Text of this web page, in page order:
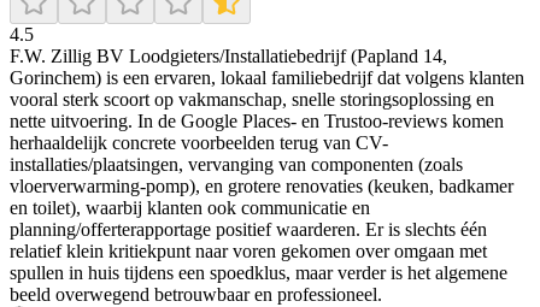
4.5
F.W. Zillig BV Loodgieters/Installatiebedrijf (Papland 14,
Gorinchem) is een ervaren, lokaal familiebedrijf dat volgens klanten
vooral sterk scoort op vakmanschap, snelle storingsoplossing en
nette uitvoering. In de Google Places- en Trustoo-reviews komen
herhaaldelijk concrete voorbeelden terug van CV-
installaties/plaatsingen, vervanging van componenten (zoals
vloerverwarming-pomp), en grotere renovaties (keuken, badkamer
en toilet), waarbij klanten ook communicatie en
planning/offerterapportage positief waarderen. Er is slechts één
relatief klein kritiekpunt naar voren gekomen over omgaan met
spullen in huis tijdens een spoedklus, maar verder is het algemene
beeld overwegend betrouwbaar en professioneel.